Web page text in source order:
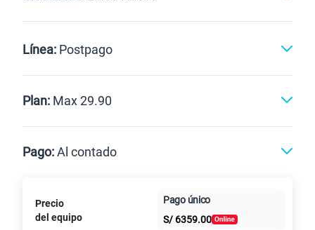
Renovación Celular liberado
Línea: Postpago
Plan: Max 29.90
Paga solo
25GBen alta velocidad
S/
Pago:Al contado
Al contado Cuotas Claro
intereses
Precio
del equipo
Pago único
S/ 6359.00